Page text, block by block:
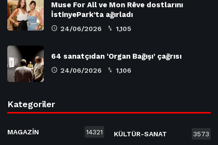
Muse For All ve Mon Rêve dostlarını
İstinyePark’ta ağırladı
24/06/2026 1,105
64 sanatçıdan ‘Organ Bağışı’ çağrısı
24/06/2026 1,106
Kategoriler
MAGAZİN 14321 KÜLTÜR-SANAT 3573